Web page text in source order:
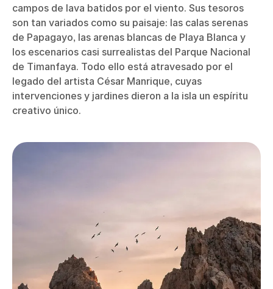
campos de lava batidos por el viento. Sus tesoros
son tan variados como su paisaje: las calas serenas
de Papagayo, las arenas blancas de Playa Blanca y
los escenarios casi surrealistas del Parque Nacional
de Timanfaya. Todo ello está atravesado por el
legado del artista César Manrique, cuyas
intervenciones y jardines dieron a la isla un espíritu
creativo único.